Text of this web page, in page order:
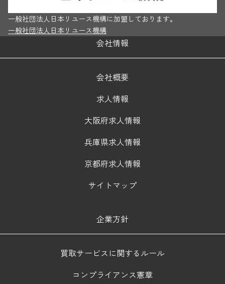
一般社団法人日本リユース機構に加盟しております。
一般社団法人日本リユース機構
会社情報
会社概要
求人情報
大阪府求人情報
兵庫県求人情報
京都府求人情報
サイトマップ
企業方針
買取サービスに関するルール
コンプライアンス憲章